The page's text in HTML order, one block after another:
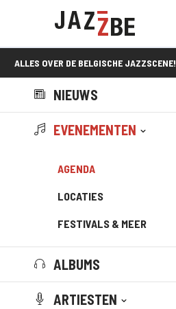
ALLES OVER DE BELGISCHE JAZZSCENE!
NIEUWS
EVENEMENTEN
AGENDA
LOCATIES
FESTIVALS & MEER
ALBUMS
ARTIESTEN